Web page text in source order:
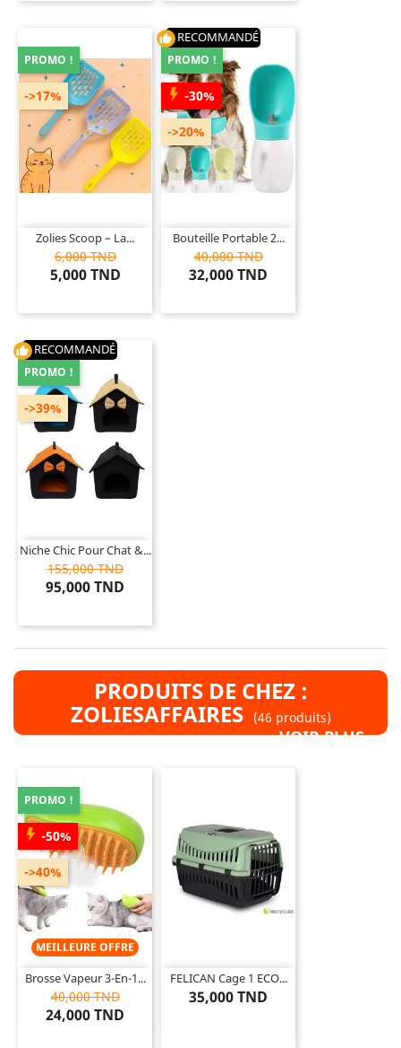
Zolies Scoop – La...
6,000 TND
5,000 TND
->17%
PROMO !
thumb_up RECOMMANDÉ
Bouteille Portable 2...
40,000 TND
32,000 TND
-30%
PROMO !
->20%
thumb_up RECOMMANDÉ
Niche Chic Pour Chat &...
155,000 TND
95,000 TND
->39%
PROMO !
PRODUITS DE CHEZ :
ZOLIESAFFAIRES (46 produits)
VOIR PLUS »
MEILLEURE OFFRE
Brosse Vapeur 3-En-1...
40,000 TND
24,000 TND
-50%
PROMO !
->40%
FELICAN Cage 1 ECO...
35,000 TND